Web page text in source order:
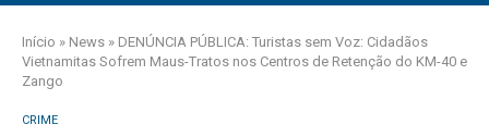
Início » News » DENÚNCIA PÚBLICA: Turistas sem Voz: Cidadãos
Vietnamitas Sofrem Maus-Tratos nos Centros de Retenção do KM-40 e
Zango
CRIME